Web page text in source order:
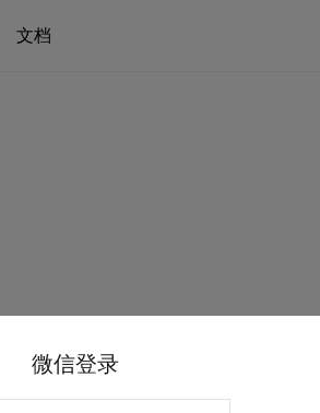
文档
微信登录